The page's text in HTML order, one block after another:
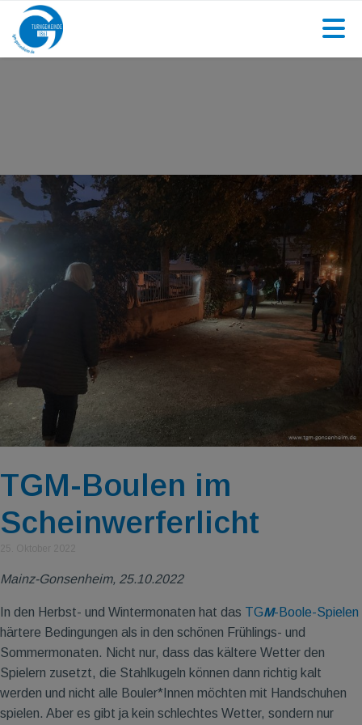
TGM-Boulen im
Scheinwerferlicht
Mainz-Gonsenheim, 25.10.2022
In den Herbst- und Wintermonaten hat das TGM-Boole-Spielen
härtere Bedingungen als in den schönen Frühlings- und
Sommermonaten. Nicht nur, dass das kältere Wetter den
Spielern zusetzt, die Stahlkugeln können dann richtig kalt
werden und nicht alle Bouler*Innen möchten mit Handschuhen
spielen. Aber es gibt ja kein schlechtes Wetter, sondern nur